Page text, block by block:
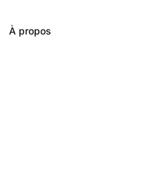
À propos